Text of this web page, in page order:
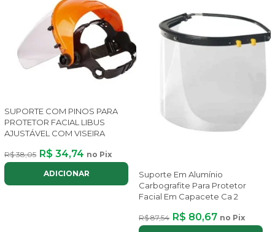
SUPORTE COM PINOS PARA
PROTETOR FACIAL LIBUS
AJUSTÁVEL COM VISEIRA
R$ 38,05 R$ 34,74 no Pix
ADICIONAR
Suporte Em Alumínio
Carbografite Para Protetor
Facial Em Capacete Ca 2
R$ 87,54 R$ 80,67 no Pix